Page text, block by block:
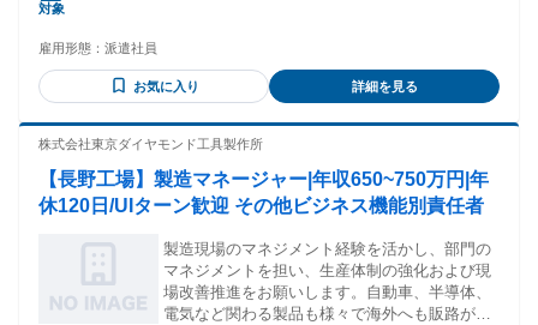
対象
雇用形態： 派遣社員
お気に入り 詳細を見る
株式会社東京ダイヤモンド工具製作所
【長野工場】製造マネージャー|年収650~750万円|年
休120日/UIターン歓迎 その他ビジネス機能別責任者
製造現場のマネジメント経験を活かし、部門の
マネジメントを担い、生産体制の強化および現
場改善推進をお願いします。自動車、半導体、
電気など関わる製品も様々で海外へも販路があ